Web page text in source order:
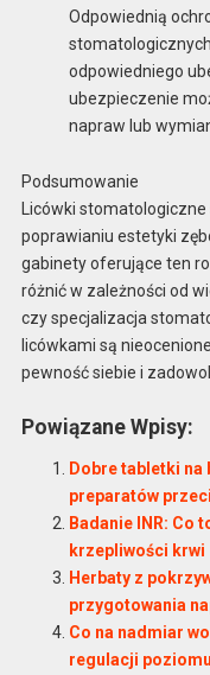
Odpowiednią
odpowiedniego
ubezpieczenie
napraw lub
Podsumowanie
Licówki
poprawianiu estetyki
gabinety oferujące ten
różnić w zależności od
czy specjalizacja
licówkami są
pewność siebie i
Powiązane Wpisy:
Dobre tabletki na
preparatów
Badanie INR: Co
krzepliwości krwi
Herbaty z
przygotowania
Co na nadmiar
regulacji